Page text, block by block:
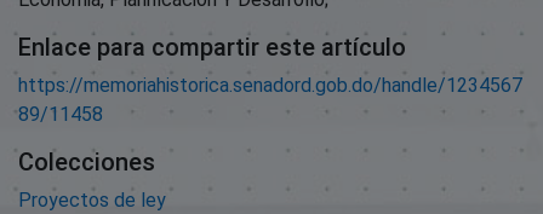
Enlace para compartir este artículo
https://memoriahistorica.senadord.gob.do/handle/1234567
89/11458
Colecciones
Proyectos de ley